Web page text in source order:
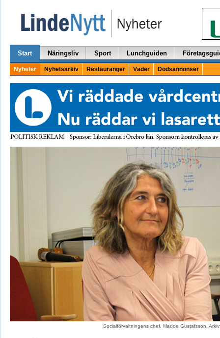
Start Näringsliv Sport Lunchguiden
Nyheter Nyhetsarkiv Restauranger Väder Dödsannonser
Socialförvaltningens chef, Madde Gustafsson.